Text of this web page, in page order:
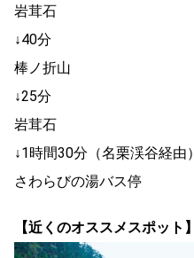
岩茸石
↓40分
棒ノ折山
↓25分
岩茸石
↓1時間30分（名栗渓谷経由）
さわらびの湯バス停
【近くのオススメスポット】